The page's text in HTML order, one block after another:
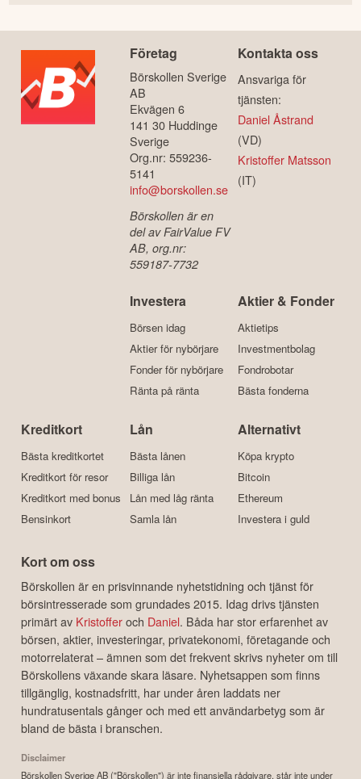
Företag
Börskollen Sverige
AB
Ekvägen 6
141 30 Huddinge
Sverige
Org.nr: 559236-
5141
info@borskollen.se
Börskollen är en
del av FairValue FV
AB, org.nr:
559187-7732
Kontakta oss
Ansvariga för
tjänsten:
Daniel Åstrand
(VD)
Kristoffer Matsson
(IT)
Investera
Börsen idag
Aktier för nybörjare
Fonder för nybörjare
Ränta på ränta
Aktier & Fonder
Aktietips
Investmentbolag
Fondrobotar
Bästa fonderna
Kreditkort
Bästa kreditkortet
Kreditkort för resor
Kreditkort med bonus
Bensinkort
Lån
Bästa lånen
Billiga lån
Lån med låg ränta
Samla lån
Alternativt
Köpa krypto
Bitcoin
Ethereum
Investera i guld
Kort om oss
Börskollen är en prisvinnande nyhetstidning och tjänst för
börsintresserade som grundades 2015. Idag drivs tjänsten
primärt av Kristofferoch Daniel. Båda har stor erfarenhet av
börsen, aktier, investeringar, privatekonomi, företagande och
motorrelaterat – ämnen som det frekvent skrivs nyheter om till
Börskollens växande skara läsare. Nyhetsappen som finns
tillgänglig, kostnadsfritt, har under åren laddats ner
hundratusentals gånger och med ett användarbetyg som är
bland de bästa i branschen.
Disclaimer
Börskollen Sverige AB ("Börskollen") är inte finansiella rådgivare, står inte under